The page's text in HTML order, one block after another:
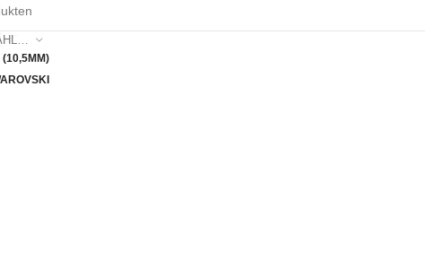
KATEGORIE AUSWÄHLEN
(10,5MM)
Click to enlarge